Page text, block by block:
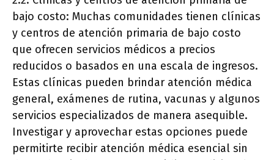
bajo costo: Muchas comunidades tienen clínicas
y centros de atención primaria de bajo costo
que ofrecen servicios médicos a precios
reducidos o basados en una escala de ingresos.
Estas clínicas pueden brindar atención médica
general, exámenes de rutina, vacunas y algunos
servicios especializados de manera asequible.
Investigar y aprovechar estas opciones puede
permitirte recibir atención médica esencial sin